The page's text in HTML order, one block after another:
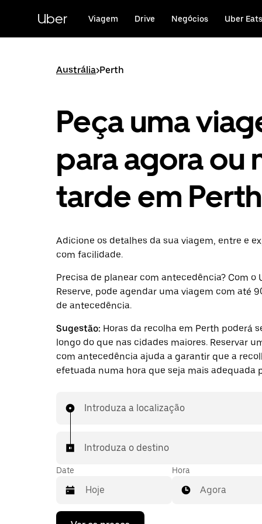
conteúdo
Uber Viagem Drive Negócios Uber Eats
Austrália>Perth
Peça uma
para agora ou
tarde em Perth
Adicione os detalhes da sua viagem, entre e
com facilidade.
Precisa de planear com antecedência? Com o
Reserve, pode agendar uma viagem com até
de antecedência.
Sugestão: Horas da recolha em Perth poderá
longo do que nas cidades maiores. Reservar
com antecedência ajuda a garantir que a
efetuada numa hora que seja mais adequada
Introduza a localização
Introduza o destino
Date
Prima
Hora
Agora